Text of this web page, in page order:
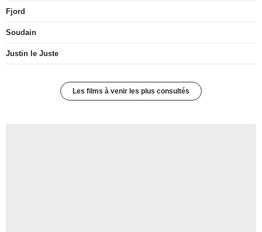
Fjord
Soudain
Justin le Juste
Les films à venir les plus consultés